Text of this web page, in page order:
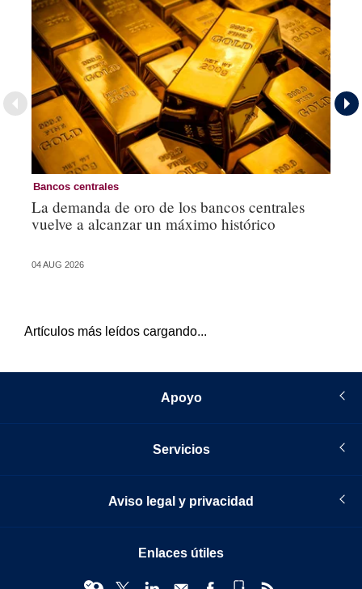
Bancos centrales
La demanda de oro de los bancos centrales
vuelve a alcanzar un máximo histórico
04 AUG 2026
Artículos más leídos cargando...
Apoyo
Servicios
Aviso legal y privacidad
Enlaces útiles